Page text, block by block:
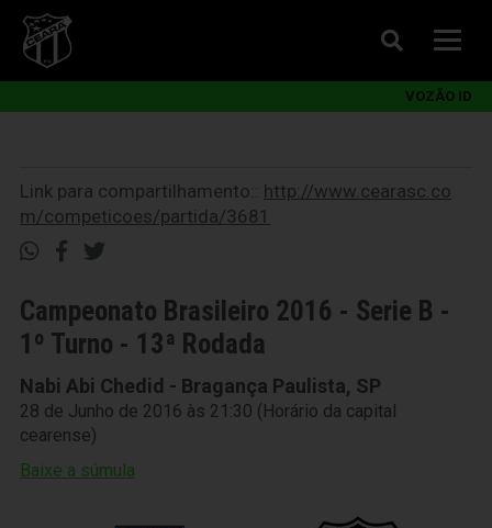
VOZÃO ID
Link para compartilhamento:: http://www.cearasc.co
m/competicoes/partida/3681
Campeonato Brasileiro 2016 - Serie B -
1º Turno - 13ª Rodada
Nabi Abi Chedid - Bragança Paulista, SP
28 de Junho de 2016 às 21:30 (Horário da capital
cearense)
Baixe a súmula